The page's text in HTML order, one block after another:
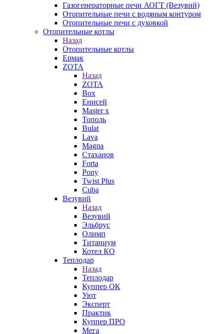
Газогенераторные печи АОГТ (Везувий)
Отопительные печи с водяным контуром
Отопительные печи с духовкой
Отопительные котлы
Назад
Отопительные котлы
Ермак
ZOTA
Назад
ZOTA
Box
Енисей
Master x
Тополь
Bulat
Lava
Magna
Стаханов
Forta
Pony
Twist Plus
Cuba
Везувий
Назад
Везувий
Эльбрус
Олимп
Титаниум
Котел КО
Теплодар
Назад
Теплодар
Куппер ОК
Уют
Эксперт
Практик
Куппер ПРО
Мега